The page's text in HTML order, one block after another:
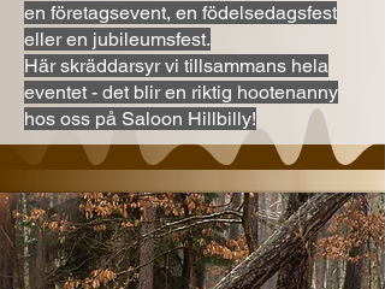
en företagsevent, en födelsedagsfest
eller en jubileumsfest.
Här skräddarsyr vi tillsammans hela
eventet - det blir en riktig hootenanny
hos oss på Saloon Hillbilly!